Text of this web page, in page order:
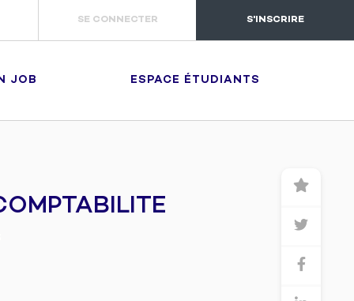
SE CONNECTER S'INSCRIRE
JOB ESPACE ÉTUDIANTS